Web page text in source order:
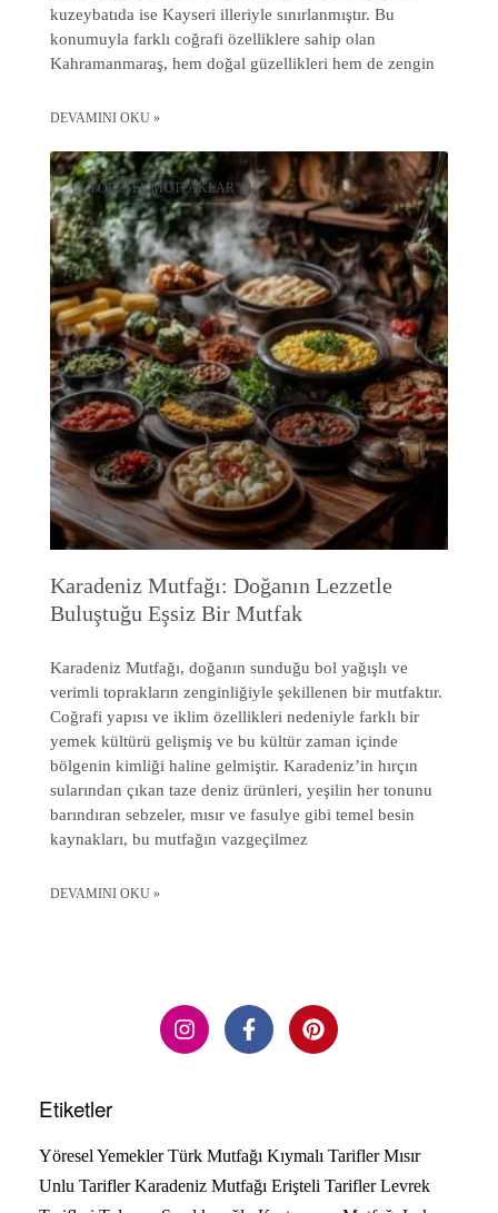
kuzeybatıda ise Kayseri illeriyle sınırlanmıştır. Bu
konumuyla farklı coğrafi özelliklere sahip olan
Kahramanmaraş, hem doğal güzellikleri hem de zengin
DEVAMINI OKU »
YÖRESEL MUTFAKLAR
Karadeniz Mutfağı: Doğanın Lezzetle
Buluştuğu Eşsiz Bir Mutfak
Karadeniz Mutfağı, doğanın sunduğu bol yağışlı ve
verimli toprakların zenginliğiyle şekillenen bir mutfaktır.
Coğrafi yapısı ve iklim özellikleri nedeniyle farklı bir
yemek kültürü gelişmiş ve bu kültür zaman içinde
bölgenin kimliği haline gelmiştir. Karadeniz’in hırçın
sularından çıkan taze deniz ürünleri, yeşilin her tonunu
barındıran sebzeler, mısır ve fasulye gibi temel besin
kaynakları, bu mutfağın vazgeçilmez
DEVAMINI OKU »
Etiketler
Yöresel Yemekler Türk Mutfağı Kıymalı Tarifler Mısır
Unlu Tarifler Karadeniz Mutfağı Erişteli Tarifler Levrek